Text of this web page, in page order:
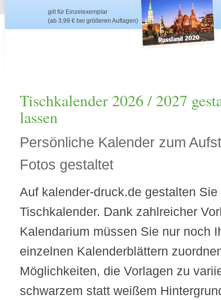
gilt für Einzelexemplar
(ab 3,99 € bei größeren Auflagen)
Tischkalender 2026 / 2027
lassen
Persönliche Kalender zum
Fotos gestaltet
Auf kalender-druck.de gestalten
Tischkalender. Dank zahlreicher
Kalendarium müssen Sie nur noch
einzelnen Kalenderblättern
Möglichkeiten, die Vorlagen zu
schwarzem statt weißem